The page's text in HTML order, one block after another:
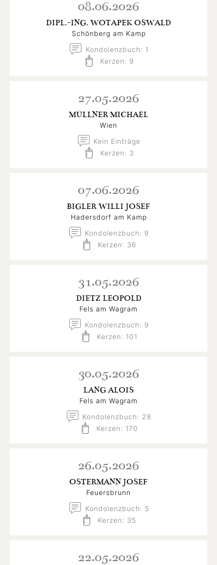
08.06.2026
DIPL.-ING. WOTAPEK OSWALD
Schönberg am Kamp
Kondolenzbuch: 1
Kerzen: 9
27.05.2026
MÜLLNER MICHAEL
Wien
Kein Einträge
Kerzen: 3
07.06.2026
BIGLER WILLI JOSEF
Hadersdorf am Kamp
Kondolenzbuch: 9
Kerzen: 36
31.05.2026
DIETZ LEOPOLD
Fels am Wagram
Kondolenzbuch: 9
Kerzen: 101
30.05.2026
LANG ALOIS
Fels am Wagram
Kondolenzbuch: 28
Kerzen: 170
26.05.2026
OSTERMANN JOSEF
Feuersbrunn
Kondolenzbuch: 5
Kerzen: 35
22.05.2026